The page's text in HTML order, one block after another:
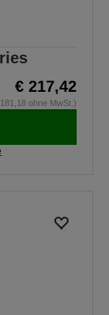
€ 217,42
ohne MwSt.)